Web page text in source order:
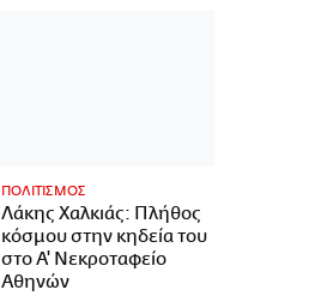
ΠΟΛΙΤΙΣΜΟΣ
Λάκης Χαλκιάς: Πλήθος
κόσμου στην κηδεία του
στο Α' Νεκροταφείο
Αθηνών